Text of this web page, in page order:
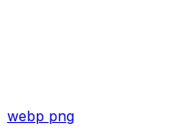
webp png